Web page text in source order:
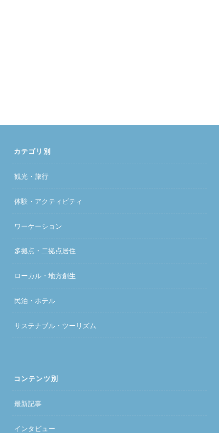
カテゴリ別
観光・旅行
体験・アクティビティ
ワーケーション
多拠点・二拠点居住
ローカル・地方創生
民泊・ホテル
サステナブル・ツーリズム
コンテンツ別
最新記事
インタビュー